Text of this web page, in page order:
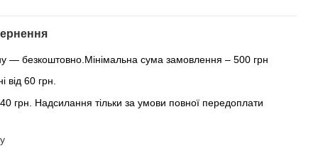
— безкоштовно.Мінімальна сума замовлення – 500 грн
від 60 грн.
грн. Надсилання тільки за умови повної передоплати